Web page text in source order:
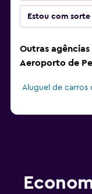
Estou com sorte
Outras
Aeroporto de
Aluguel de carros